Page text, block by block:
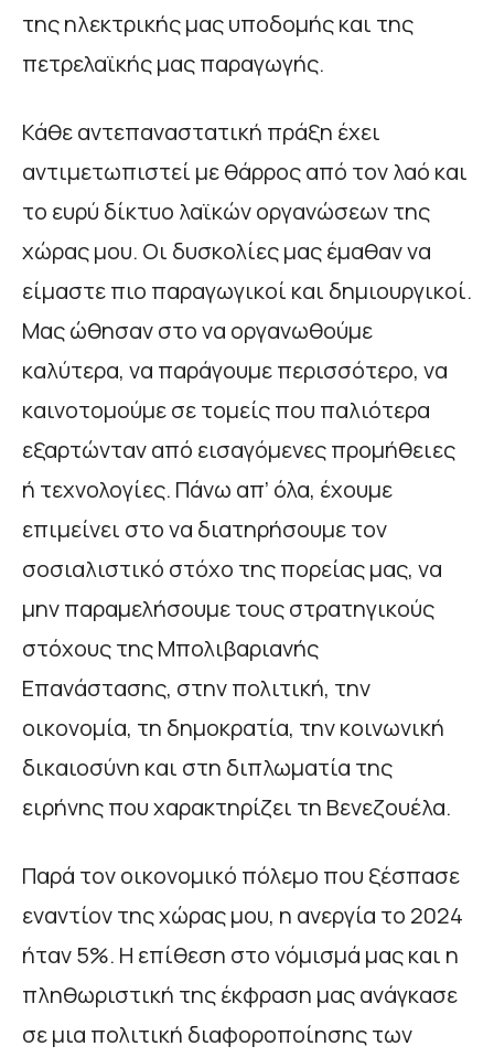
της ηλεκτρικής μας υποδομής και της
πετρελαϊκής μας παραγωγής.
Κάθε αντεπαναστατική πράξη έχει
αντιμετωπιστεί με θάρρος από τον λαό και
το ευρύ δίκτυο λαϊκών οργανώσεων της
χώρας μου. Οι δυσκολίες μας έμαθαν να
είμαστε πιο παραγωγικοί και δημιουργικοί.
Μας ώθησαν στο να οργανωθούμε
καλύτερα, να παράγουμε περισσότερο, να
καινοτομούμε σε τομείς που παλιότερα
εξαρτώνταν από εισαγόμενες προμήθειες
ή τεχνολογίες. Πάνω απ’ όλα, έχουμε
επιμείνει στο να διατηρήσουμε τον
σοσιαλιστικό στόχο της πορείας μας, να
μην παραμελήσουμε τους στρατηγικούς
στόχους της Μπολιβαριανής
Επανάστασης, στην πολιτική, την
οικονομία, τη δημοκρατία, την κοινωνική
δικαιοσύνη και στη διπλωματία της
ειρήνης που χαρακτηρίζει τη Βενεζουέλα.
Παρά τον οικονομικό πόλεμο που ξέσπασε
εναντίον της χώρας μου, η ανεργία το 2024
ήταν 5%. Η επίθεση στο νόμισμά μας και η
πληθωριστική της έκφραση μας ανάγκασε
σε μια πολιτική διαφοροποίησης των